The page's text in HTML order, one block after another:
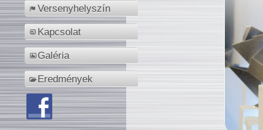
Versenyhelyszín
Kapcsolat
Galéria
Eredmények